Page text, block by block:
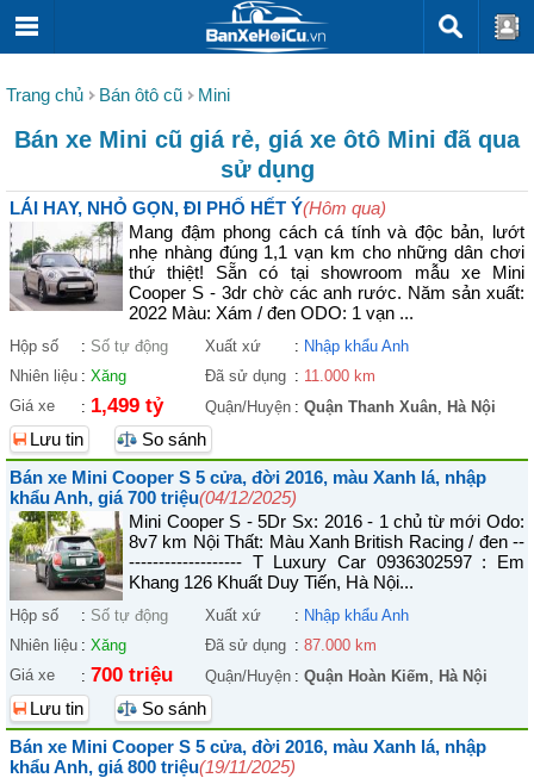
Trang chủ Bán ôtô cũ Mini
Bán xe Mini cũ giá rẻ, giá xe ôtô Mini đã qua
sử dụng
LÁI HAY, NHỎ GỌN, ĐI PHỐ HẾT Ý(Hôm qua)
Mang đậm phong cách cá tính và độc bản, lướt
nhẹ nhàng đúng 1,1 vạn km cho những dân chơi
thứ thiệt! Sẵn có tại showroom mẫu xe Mini
Cooper S - 3dr chờ các anh rước. Năm sản xuất:
2022 Màu: Xám / đen ODO: 1 vạn ...
Hộp số : Số tự động Xuất xứ : Nhập khẩu Anh
Nhiên liệu : Xăng Đã sử dụng : 11.000 km
Giá xe
: 1,499 tỷ Quận/Huyện : Quận Thanh Xuân, Hà Nội
Lưu tin
So sánh
Bán xe Mini Cooper S 5 cửa, đời 2016, màu Xanh lá, nhập
khẩu Anh, giá 700 triệu(04/12/2025)
Mini Cooper S - 5Dr Sx: 2016 - 1 chủ từ mới Odo:
8v7 km Nội Thất: Màu Xanh British Racing / đen --
------------------- T Luxury Car 0936302597 : Em
Khang 126 Khuất Duy Tiến, Hà Nội...
Hộp số : Số tự động Xuất xứ : Nhập khẩu Anh
Nhiên liệu : Xăng Đã sử dụng : 87.000 km
Giá xe
: 700 triệu Quận/Huyện : Quận Hoàn Kiếm, Hà Nội
Lưu tin
So sánh
Bán xe Mini Cooper S 5 cửa, đời 2016, màu Xanh lá, nhập
khẩu Anh, giá 800 triệu(19/11/2025)